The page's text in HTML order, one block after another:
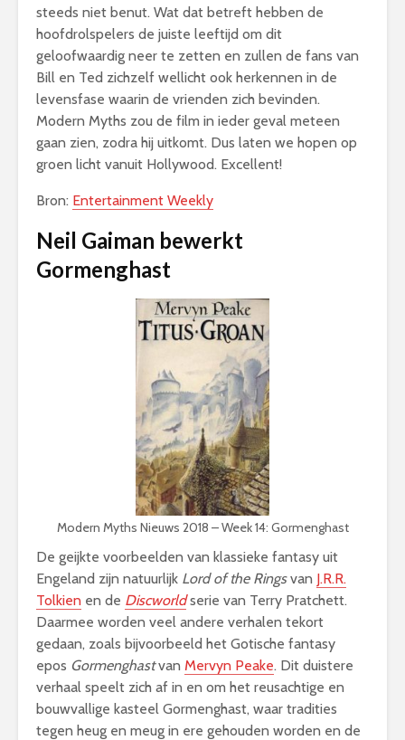
steeds niet benut. Wat dat betreft hebben de
hoofdrolspelers de juiste leeftijd om dit
geloofwaardig neer te zetten en zullen de fans van
Bill en Ted zichzelf wellicht ook herkennen in de
levensfase waarin de vrienden zich bevinden.
Modern Myths zou de film in ieder geval meteen
gaan zien, zodra hij uitkomt. Dus laten we hopen op
groen licht vanuit Hollywood. Excellent!
Bron: Entertainment Weekly
Neil Gaiman bewerkt
Gormenghast
Modern Myths Nieuws 2018 – Week 14: Gormenghast
De geijkte voorbeelden van klassieke fantasy uit
Engeland zijn natuurlijk Lord of the Ringsvan J.R.R.
Tolkien en de Discworld serie van Terry Pratchett.
Daarmee worden veel andere verhalen tekort
gedaan, zoals bijvoorbeeld het Gotische fantasy
epos Gormenghastvan Mervyn Peake. Dit duistere
verhaal speelt zich af in en om het reusachtige en
bouwvallige kasteel Gormenghast, waar tradities
tegen heug en meug in ere gehouden worden en de